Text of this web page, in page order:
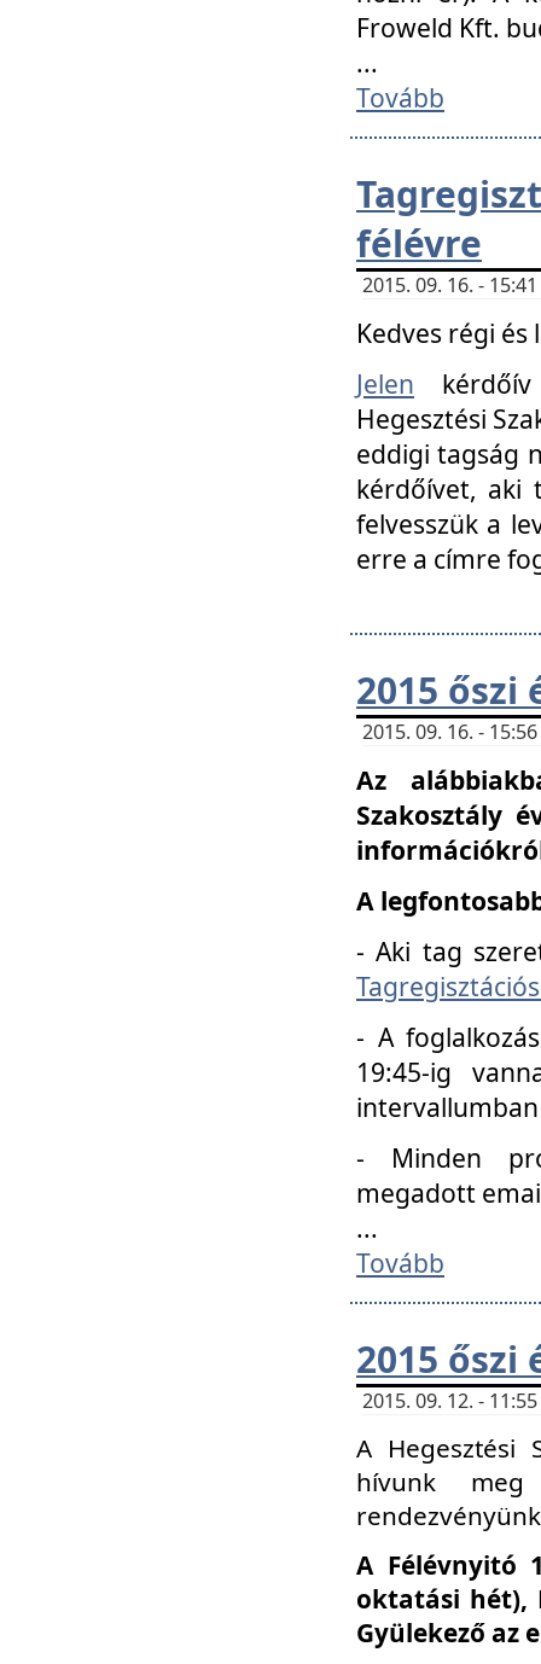
Froweld Kft.
...
Tovább
félévre
2015. 09. 16. -
Kedves régi
Jelen
Hegesztési
eddigi tagság
kérdőívet, aki
felvesszük a
erre a címre
2015 őszi
2015. 09. 16. -
Az
Szakosztály
A
- Aki tag
- A
19:45-ig
- Minden
megadott
...
Tovább
2015
2015. 09. 12. -
A Hegesztési
hívunk
A Félévnyitó
oktatási hét),
Gyülekező az